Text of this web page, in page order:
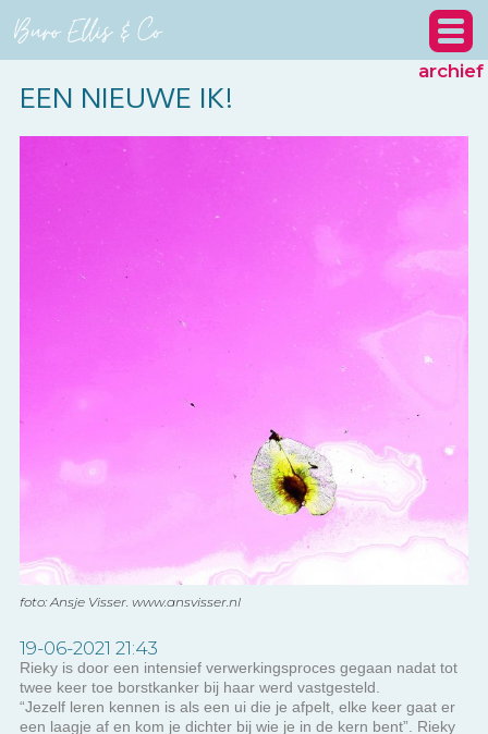
archief
EEN NIEUWE IK!
foto: Ansje Visser. www.ansvisser.nl
19-06-2021 21:43
Rieky is door een intensief verwerkingsproces gegaan nadat tot
twee keer toe borstkanker bij haar werd vastgesteld.
“Jezelf leren kennen is als een ui die je afpelt, elke keer gaat er
een laagje af en kom je dichter bij wie je in de kern bent”. Rieky
(65 jaar ) heeft zichzelf door haar ziekte en de gevolgen ervan